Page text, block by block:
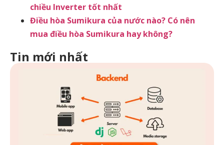
chiều Inverter tốt nhất
Điều hòa Sumikura của nước nào? Có nên
mua điều hòa Sumikura hay không?
Tin mới nhất